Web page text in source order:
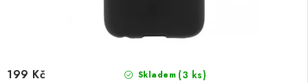
Skladem (3 ks)
199 Kč